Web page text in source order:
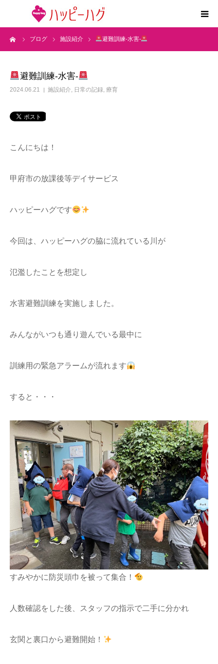
ブログ 施設紹介 避難訓練-水害-
避難訓練-水害-
2024.06.21 施設紹介, 日常の記録, 療育
こんにちは！
甲府市の放課後等デイサービス
ハッピーハグです
今回は、ハッピーハグの脇に流れている川が
氾濫したことを想定し
水害避難訓練を実施しました。
みんながいつも通り遊んでいる最中に
訓練用の緊急アラームが流れます
すると・・・
すみやかに防災頭巾を被って集合！
人数確認をした後、スタッフの指示で二手に分かれ
玄関と裏口から避難開始！
2つの特徴
求人情報
運営会社